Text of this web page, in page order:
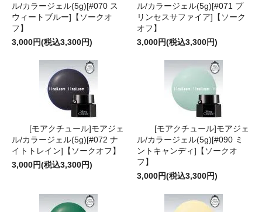
ル/カラージェル(5g)[#070 ス
ウィートブルー]【ソークオ
フ】
3,000円(税込3,300円)
ル/カラージェル(5g)[#071 プ
リンセスサファイア]【ソーク
オフ】
3,000円(税込3,300円)
[モアクチュール]モアジェ
ル/カラージェル(5g)[#072 ナ
イトトレイン]【ソークオフ】
3,000円(税込3,300円)
[モアクチュール]モアジェ
ル/カラージェル(5g)[#090 ミ
ントキャンディ]【ソークオ
フ】
3,000円(税込3,300円)